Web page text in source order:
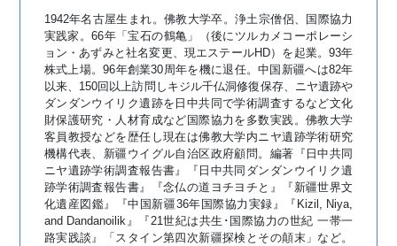
1942年名古屋生まれ。佛教大学卒。浄土宗僧侶、国際協力
実践家。66年「宝石の鶴亀」（後にツルカメコーポレーシ
ョン・あずみと社名変更、現エステールHD）を起業。93年
株式上場。96年創業30周年を機に退任。中国新疆へは82年
以来、150回以上訪問しキジル千仏洞修復保存、ニヤ遺跡や
ダンダンウイリク遺跡を日中共同で学術調査するなど文化
財保護研究・人材育成など国際協力を多数実践。佛教大学
客員教授などを歴任し現在は佛教大学内ニヤ遺跡学術研究
機構代表、新疆ウイグル自治区政府顧問。編著『日中共同
ニヤ遺跡学術調査報告書』『日中共同ダンダンウイリク遺
跡学術調査報告書』『念仏の道ヨチヨチと』『新疆世界文
化遺産図鑑』『中国新疆36年国際協力実録』『Kizil, Niya,
and Dandanoilik』『21世紀は共生･国際協力の世紀 一帯一
路実践談』「スタイン第四次新疆探検とその顛末」など。